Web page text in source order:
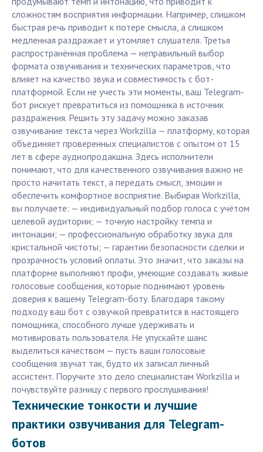
сложностям восприятия информации. Например, слишком
быстрая речь приводит к потере смысла, а слишком
медленная раздражает и утомляет слушателя. Третья
распространённая проблема — неправильный выбор
формата озвучивания и технических параметров, что
влияет на качество звука и совместимость с бот-
платформой. Если не учесть эти моменты, ваш Telegram-
бот рискует превратиться из помощника в источник
раздражения. Решить эту задачу можно заказав
озвучивание текста через Workzilla — платформу, которая
объединяет проверенных специалистов с опытом от 15
лет в сфере аудиопродакшна. Здесь исполнители
понимают, что для качественного озвучивания важно не
просто начитать текст, а передать смысл, эмоции и
обеспечить комфортное восприятие. Выбирая Workzilla,
вы получаете: — индивидуальный подбор голоса с учётом
целевой аудитории; — точную настройку темпа и
интонации; — профессиональную обработку звука для
кристальной чистоты; — гарантии безопасности сделки и
прозрачность условий оплаты. Это значит, что заказы на
платформе выполняют профи, умеющие создавать живые
голосовые сообщения, которые поднимают уровень
доверия к вашему Telegram-боту. Благодаря такому
подходу ваш бот с озвучкой превратится в настоящего
помощника, способного лучше удерживать и
мотивировать пользователя. Не упускайте шанс
выделиться качеством — пусть ваши голосовые
сообщения звучат так, будто их записал личный
ассистент. Поручите это дело специалистам Workzilla и
почувствуйте разницу с первого прослушивания!
Технические тонкости и лучшие
практики озвучивания для Telegram-
ботов